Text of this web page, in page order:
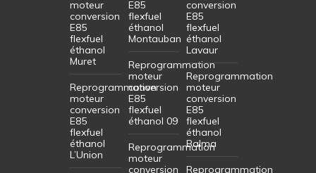
moteur
conversion
E85
flexfuel
éthanol
Muret
Reprogrammation
moteur
conversion
E85
flexfuel
éthanol
L’Union
E85
flexfuel
éthanol
Montauban
Reprogrammation
moteur
conversion
E85
flexfuel
éthanol 09
Reprogrammation
moteur
conversion
conversion
E85
flexfuel
éthanol
Lavaur
Reprogrammation
moteur
conversion
E85
flexfuel
éthanol
Balma
Reprogrammation